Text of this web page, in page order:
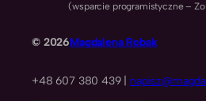
(wsparcie programistyczne –
© 2026Magdalena Robak
+48 607 380 439 |